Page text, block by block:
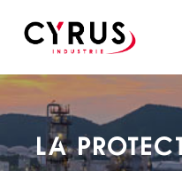
La